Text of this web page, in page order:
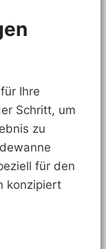
Ihre
Schritt, um
zu
für den
konzipiert